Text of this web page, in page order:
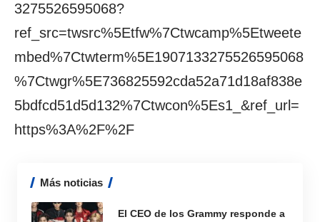
3275526595068?
ref_src=twsrc%5Etfw%7Ctwcamp%5Etweete
mbed%7Ctwterm%5E1907133275526595068
%7Ctwgr%5E736825592cda52a71d18af838e
5bdfcd51d5d132%7Ctwcon%5Es1_&ref_url=
https%3A%2F%2F
Más noticias
El CEO de los Grammy responde a